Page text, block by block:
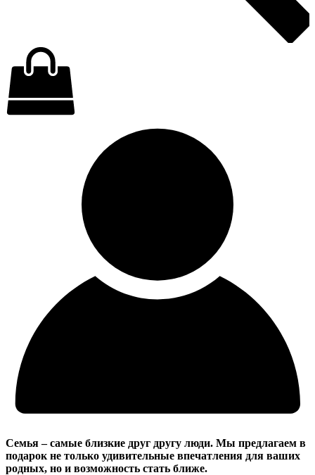
Семья – самые близкие друг другу люди. Мы предлагаем в
подарок не только удивительные впечатления для ваших
родных, но и возможность стать ближе.